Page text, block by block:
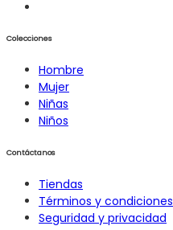
Colecciones
Hombre
Mujer
Niñas
Niños
Contáctanos
Tiendas
Términos y condiciones
Seguridad y privacidad